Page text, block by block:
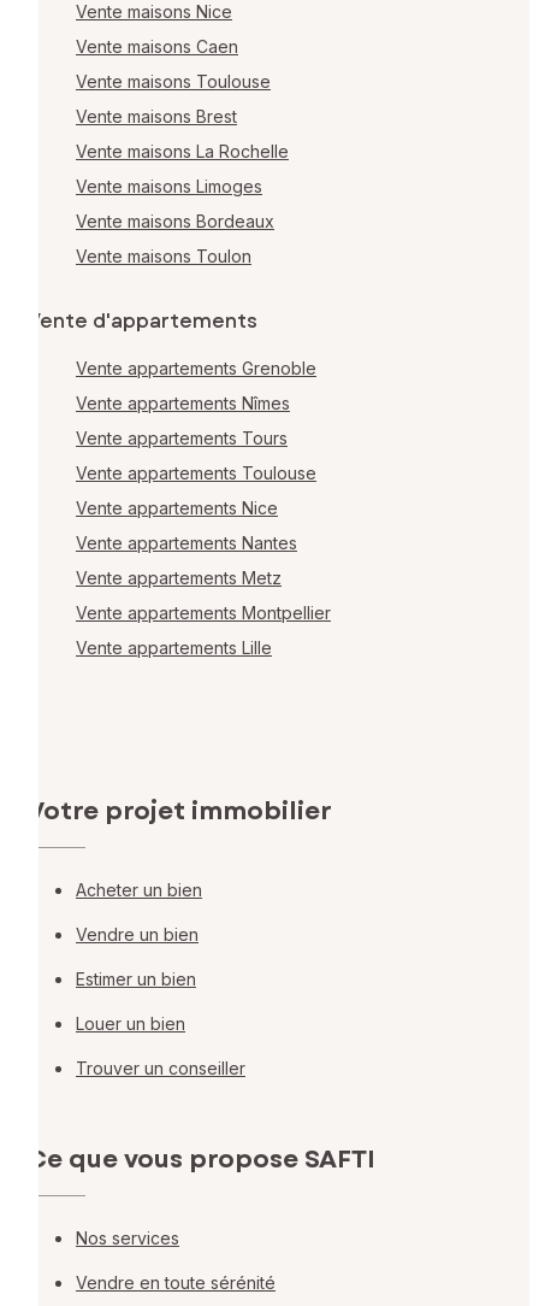
Vente maisons Nice
Vente maisons Caen
Vente maisons Toulouse
Vente maisons Brest
Vente maisons La Rochelle
Vente maisons Limoges
Vente maisons Bordeaux
Vente maisons Toulon
Vente d'appartements
Vente appartements Grenoble
Vente appartements Nîmes
Vente appartements Tours
Vente appartements Toulouse
Vente appartements Nice
Vente appartements Nantes
Vente appartements Metz
Vente appartements Montpellier
Vente appartements Lille
Votre projet immobilier
Acheter un bien
Vendre un bien
Estimer un bien
Louer un bien
Trouver un conseiller
Ce que vous propose SAFTI
Nos services
Vendre en toute sérénité